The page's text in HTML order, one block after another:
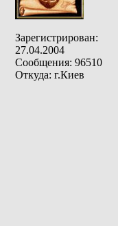
Зарегистрирован:
27.04.2004
Сообщения: 96510
Откуда: г.Киев